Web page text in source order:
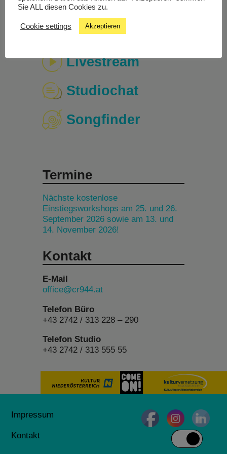
Livestream
Studiochat
Songfinder
Termine
Nächste kostenlose
Einstiegsworkshops am 25. und 26.
September 2026 sowie am 13. und
14. November 2026!
Kontakt
E-Mail
office@cr944.at
Telefon Büro
+43 2742 / 313 228 – 290
Telefon Studio
+43 2742 / 313 555 55
Impressum
Kontakt
Sie ALL diesen Cookies zu.
Cookie settings Akzeptieren